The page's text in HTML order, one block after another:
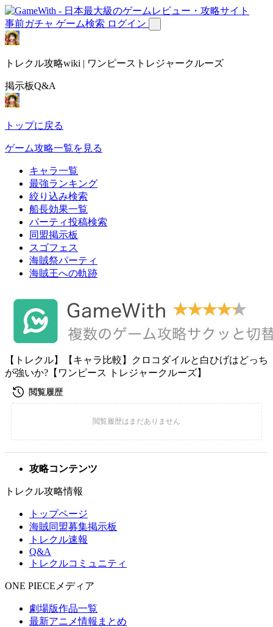
事前ガチャ ゲーム検索 ログイン
トレクル攻略wiki | ワンピーストレジャークルーズ
掲示板Q&A
トップに戻る
ゲーム攻略一覧を見る
キャラ一覧
最強ランキング
絞り込み検索
船長効果一覧
パーティ投稿検索
同盟掲示板
スゴフェス
海賊祭パーティ
海賊王への軌跡
【トレクル】【キャラ比較】クロコダイルと白ひげはどっち
が強いか?【ワンピース トレジャークルーズ】
攻略コンテンツ
トレクル攻略情報
トップページ
海賊同盟募集掲示板
トレクル速報
Q&A
トレクルコミュニティ
ONE PIECEメディア
劇場版作品一覧
最新アニメ情報まとめ